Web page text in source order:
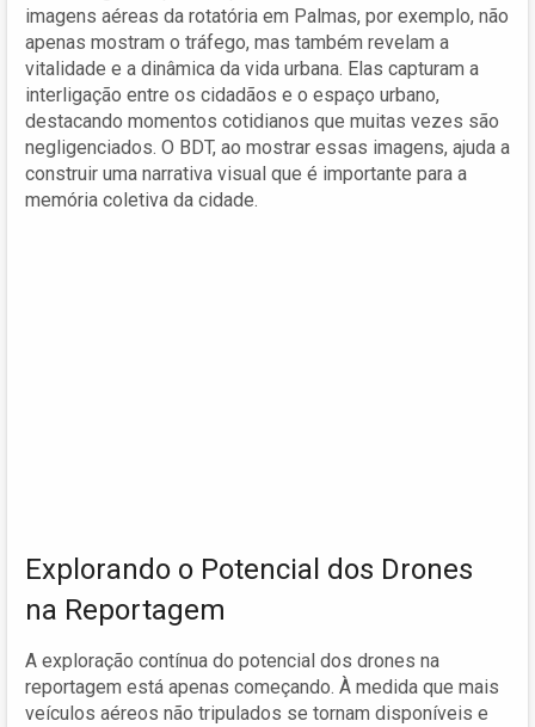
imagens aéreas da rotatória em Palmas, por exemplo, não
apenas mostram o tráfego, mas também revelam a
vitalidade e a dinâmica da vida urbana. Elas capturam a
interligação entre os cidadãos e o espaço urbano,
destacando momentos cotidianos que muitas vezes são
negligenciados. O BDT, ao mostrar essas imagens, ajuda a
construir uma narrativa visual que é importante para a
memória coletiva da cidade.
Explorando o Potencial dos Drones
na Reportagem
A exploração contínua do potencial dos drones na
reportagem está apenas começando. À medida que mais
veículos aéreos não tripulados se tornam disponíveis e